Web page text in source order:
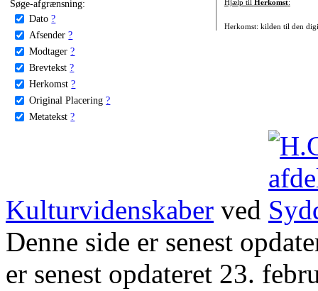
Søge-afgrænsning:
Dato ?
Afsender ?
Modtager ?
Brevtekst ?
Herkomst ?
Original Placering ?
Metatekst ?
Hjælp til Herkomst:
Herkomst: kilden til den
Kulturvidenskaber ved
Denne side er senest
er senest opdateret 23.